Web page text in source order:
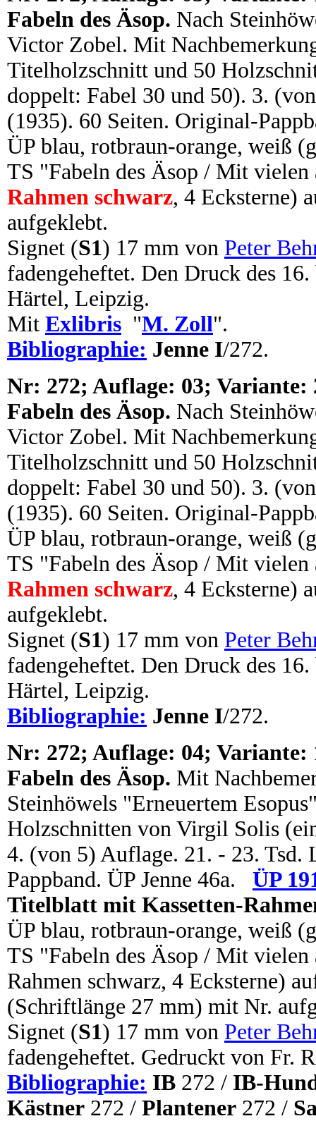
Fabeln des Äsop. Nach
Victor Zobel. Mit
Titelholzschnitt und 50
doppelt: Fabel 30 und 50). 3.
(1935). 60 Seiten. Original-
ÜP blau, rotbraun-orange, weiß
TS "Fabeln des Äsop / Mit
Rahmen schwarz, 4 Ecksterne)
aufgeklebt.
Signet (S1) 17 mm von Peter
fadengeheftet. Den Druck des
Härtel, Leipzig.
Mit Exlibris "M. Zoll".
Bibliographie: Jenne I/272.
Nr: 272; Auflage: 03; Variante:
Fabeln des Äsop. Nach
Victor Zobel. Mit
Titelholzschnitt und 50
doppelt: Fabel 30 und 50). 3.
(1935). 60 Seiten. Original-
ÜP blau, rotbraun-orange, weiß
TS "Fabeln des Äsop / Mit
Rahmen schwarz, 4 Ecksterne)
aufgeklebt.
Signet (S1) 17 mm von Peter
fadengeheftet. Den Druck des
Härtel, Leipzig.
Bibliographie: Jenne I/272.
Nr: 272; Auflage: 04; Variante:
Fabeln des Äsop. Mit
Steinhöwels "Erneuertem
Holzschnitten von Virgil Solis
4. (von 5) Auflage. 21. - 23.
Pappband. ÜP Jenne 46a. ÜP
Titelblatt mit Kassetten-
ÜP blau, rotbraun-orange, weiß
TS "Fabeln des Äsop / Mit
Rahmen schwarz, 4 Ecksterne)
(Schriftlänge 27 mm) mit Nr.
Signet (S1) 17 mm von Peter
fadengeheftet. Gedruckt von Fr.
Bibliographie: IB 272 / IB-
Kästner 272 / Plantener 272 /